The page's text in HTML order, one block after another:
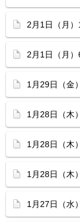
2月1日（月
2月1日（月
1月29日（金
1月28日（木
1月28日（木
1月28日（木
1月27日（水